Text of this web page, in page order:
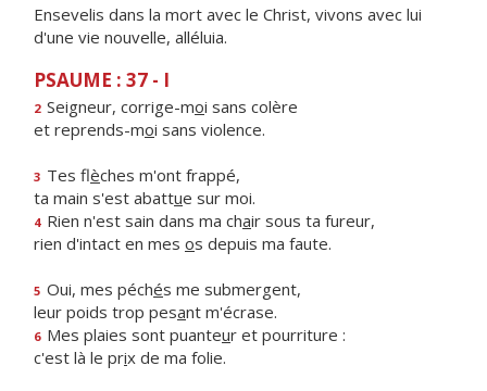
Ensevelis dans la mort avec le Christ, vivons avec lui
d'une vie nouvelle, alléluia.
PSAUME : 37 - I
2 Seigneur, corrige-moi sans colère
et reprends-moi sans violence.
3 Tes flèches m'ont frappé,
ta main s'est abattue sur moi.
4 Rien n'est sain dans ma chair sous ta fureur,
rien d'intact en mes os depuis ma faute.
5 Oui, mes péchés me submergent,
leur poids trop pesant m'écrase.
6 Mes plaies sont puanteur et pourriture :
c'est là le prix de ma folie.